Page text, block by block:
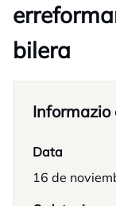
bilera
Informazio
Data
16 de